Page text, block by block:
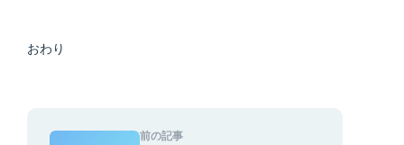
おわり
前の記事